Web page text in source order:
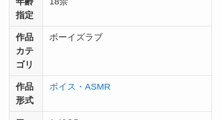
指定
作品
カテ
ゴリ
ボーイズラブ
作品
形式
ボイス・ASMR